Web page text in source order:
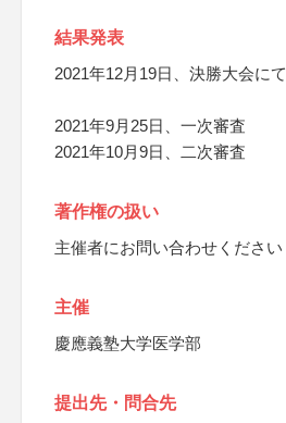
結果発表
2021年12月19日、決勝大会にて
2021年9月25日、一次審査
2021年10月9日、二次審査
著作権の扱い
主催者にお問い合わせください
主催
慶應義塾大学医学部
提出先・問合先